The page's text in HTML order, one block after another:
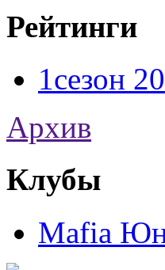
Рейтинги
1сезон
Архив
Клубы
Mafia